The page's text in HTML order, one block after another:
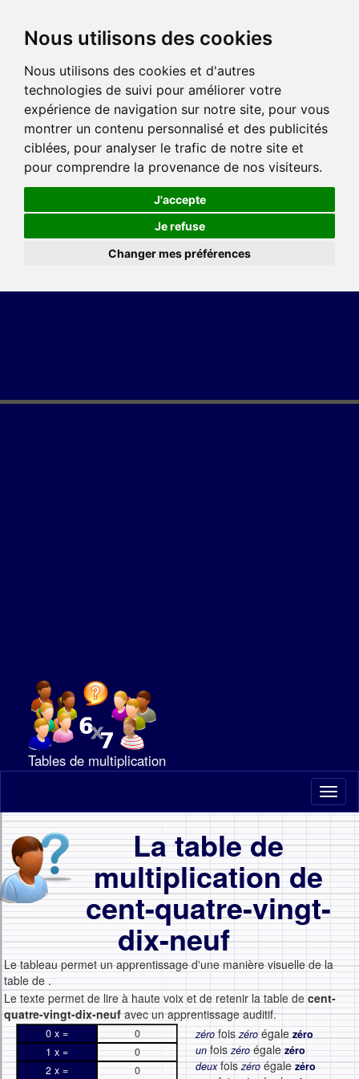
Nous utilisons des cookies
Nous utilisons des cookies et d'autres
technologies de suivi pour améliorer votre
expérience de navigation sur notre site, pour vous
montrer un contenu personnalisé et des publicités
ciblées, pour analyser le trafic de notre site et
pour comprendre la provenance de nos visiteurs.
J'accepte
Je refuse
Changer mes préférences
Tables de multiplication
La table de
multiplication de
cent-quatre-vingt-
dix-neuf
Le tableau permet un apprentissage d'une manière visuelle de la
table de .
Le texte permet de lire à haute voix et de retenir la table de cent-
quatre-vingt-dix-neufavec un apprentissage auditif.
0 x =
0
1 x =
0
2 x =
0
zérofoiszéroégalezéro
un foiszéro égale zéro
deuxfoiszéroégalezéro